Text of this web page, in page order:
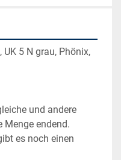
5 N grau, Phönix,
und andere
Menge endend.
es noch einen